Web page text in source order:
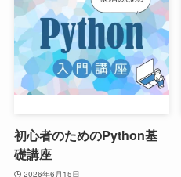
初心者のためのPython基
礎講座
2026年6月15日